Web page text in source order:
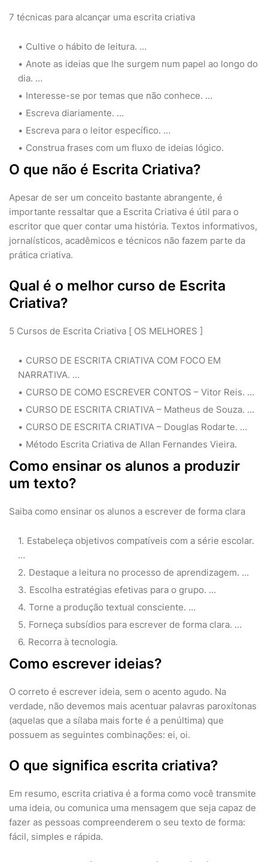
7 técnicas para alcançar uma escrita criativa
Cultive o hábito de leitura. …
Anote as ideias que lhe surgem num papel ao longo do
dia. …
Interesse-se por temas que não conhece. …
Escreva diariamente. …
Escreva para o leitor específico. …
Construa frases com um fluxo de ideias lógico.
O que não é Escrita Criativa?
Apesar de ser um conceito bastante abrangente, é
importante ressaltar que a Escrita Criativa é útil para o
escritor que quer contar uma história. Textos informativos,
jornalísticos, acadêmicos e técnicos não fazem parte da
prática criativa.
Qual é o melhor curso de Escrita
Criativa?
5 Cursos de Escrita Criativa [ OS MELHORES ]
CURSO DE ESCRITA CRIATIVA COM FOCO EM
NARRATIVA. …
CURSO DE COMO ESCREVER CONTOS – Vitor Reis. …
CURSO DE ESCRITA CRIATIVA – Matheus de Souza. …
CURSO DE ESCRITA CRIATIVA – Douglas Rodarte. …
Método Escrita Criativa de Allan Fernandes Vieira.
Como ensinar os alunos a produzir
um texto?
Saiba como ensinar os alunos a escrever de forma clara
Estabeleça objetivos compatíveis com a série escolar.
…
Destaque a leitura no processo de aprendizagem. …
Escolha estratégias efetivas para o grupo. …
Torne a produção textual consciente. …
Forneça subsídios para escrever de forma clara. …
Recorra à tecnologia.
Como escrever ideias?
O correto é escrever ideia, sem o acento agudo. Na
verdade, não devemos mais acentuar palavras paroxítonas
(aquelas que a sílaba mais forte é a penúltima) que
possuem as seguintes combinações: ei, oi.
O que significa escrita criativa?
Em resumo, escrita criativa é a forma como você transmite
uma ideia, ou comunica uma mensagem que seja capaz de
fazer as pessoas compreenderem o seu texto de forma:
fácil, simples e rápida.